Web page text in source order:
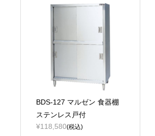
BDS-127 マルゼン 食器棚
ステンレス戸付
¥118,580(税込)